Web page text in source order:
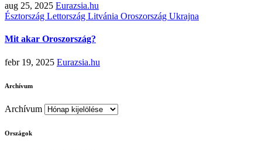
aug 25, 2025 Eurazsia.hu
Észtország Lettország Litvánia Oroszország Ukrajna
Mit akar Oroszország?
febr 19, 2025 Eurazsia.hu
Archívum
Archívum
Országok